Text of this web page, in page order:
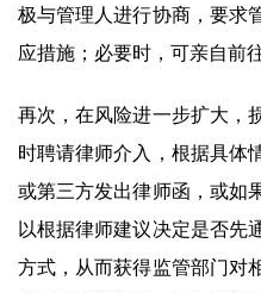
极与管理人进行协商，要求
应措施；必要时，可亲自前
再次，在风险进一步扩大，
时聘请律师介入，根据具体
或第三方发出律师函，或如
以根据律师建议决定是否先
方式，从而获得监管部门对